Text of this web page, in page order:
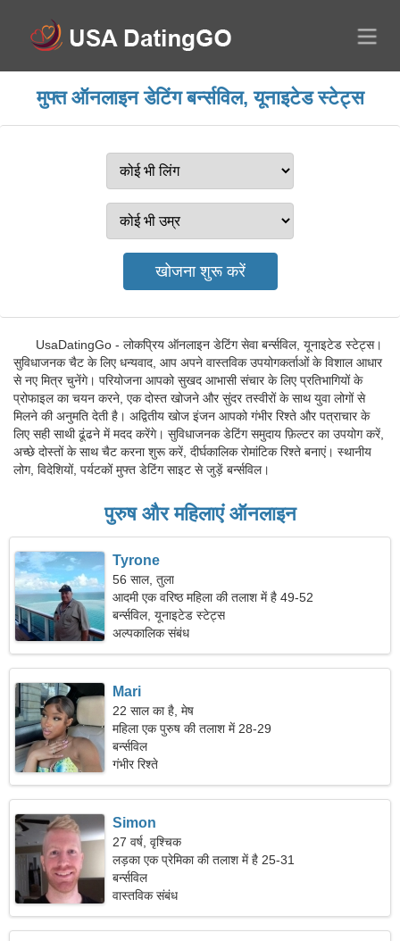
मुफ्त ऑनलाइन डेटिंग बर्न्सविल, यूनाइटेड स्टेट्स
UsaDatingGo - लोकप्रिय ऑनलाइन डेटिंग सेवा बर्न्सविल, यूनाइटेड स्टेट्स।
सुविधाजनक चैट के लिए धन्यवाद, आप अपने वास्तविक उपयोगकर्ताओं के विशाल आधार
से नए मित्र चुनेंगे। परियोजना आपको सुखद आभासी संचार के लिए प्रतिभागियों के
प्रोफाइल का चयन करने, एक दोस्त खोजने और सुंदर तस्वीरों के साथ युवा लोगों से
मिलने की अनुमति देती है। अद्वितीय खोज इंजन आपको गंभीर रिश्ते और पत्राचार के
लिए सही साथी ढूंढने में मदद करेंगे। सुविधाजनक डेटिंग समुदाय फ़िल्टर का उपयोग करें,
अच्छे दोस्तों के साथ चैट करना शुरू करें, दीर्घकालिक रोमांटिक रिश्ते बनाएं। स्थानीय
लोग, विदेशियों, पर्यटकों मुफ्त डेटिंग साइट से जुड़ें बर्न्सविल।
पुरुष और महिलाएं ऑनलाइन
Tyrone
56 साल, तुला
आदमी एक वरिष्ठ महिला की तलाश में है 49-52
बर्न्सविल, यूनाइटेड स्टेट्स
अल्पकालिक संबंध
Mari
22 साल का है, मेष
महिला एक पुरुष की तलाश में 28-29
बर्न्सविल
गंभीर रिश्ते
Simon
27 वर्ष, वृश्चिक
लड़का एक प्रेमिका की तलाश में है 25-31
बर्न्सविल
वास्तविक संबंध